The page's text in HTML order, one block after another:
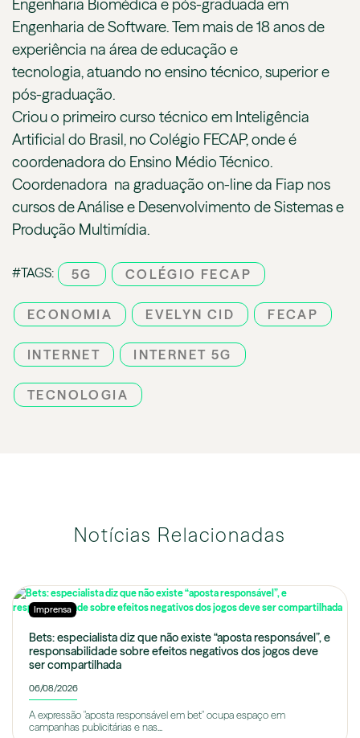
Engenharia Biomédica e pós-graduada em
Engenharia de Software. Tem mais de 18 anos de
experiência na área de educação e
tecnologia, atuando no ensino técnico, superior e
pós-graduação.
Criou o primeiro curso técnico em Inteligência
Artificial do Brasil, no Colégio FECAP, onde é
coordenadora do Ensino Médio Técnico.
Coordenadora na graduação on-line da Fiap nos
cursos de Análise e Desenvolvimento de Sistemas e
Produção Multimídia.
#TAGS: 5G COLÉGIO FECAP
ECONOMIA EVELYN CID FECAP
INTERNET INTERNET 5G
TECNOLOGIA
Notícias Relacionadas
Imprensa
Bets: especialista diz que não existe “aposta responsável”, e
responsabilidade sobre efeitos negativos dos jogos deve
ser compartilhada
06/08/2026
A expressão "aposta responsável em bet" ocupa espaço em
campanhas publicitárias e nas...